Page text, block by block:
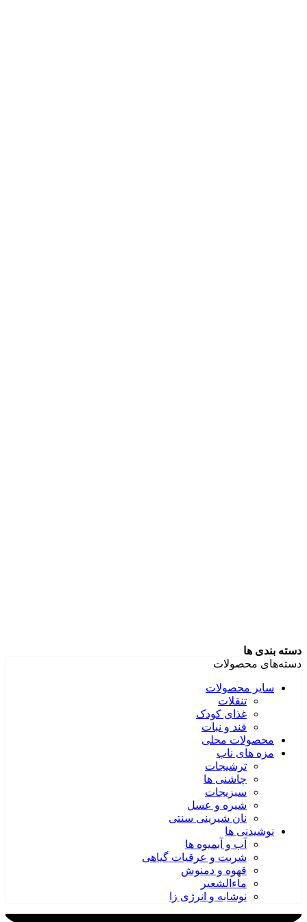
دسته بندی ها
دسته‌های محصولات
سایر محصولات
تنقلات
غذای کودک
قند و نبات
محصولات محلی
مزه های ناب
ترشیجات
چاشنی ها
سبزیجات
شیره و عسل
نان شیرینی سنتی
نوشیدنی ها
آب و آبمیوه ها
شربت و عرقیات گیاهی
قهوه و دمنوش
ماءالشعیر
نوشابه و انرژی زا